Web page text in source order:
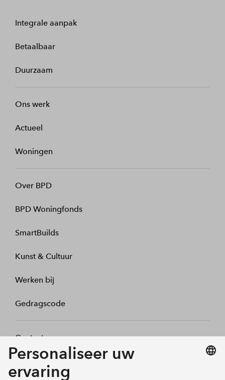
Integrale aanpak
Betaalbaar
Duurzaam
Ons werk
Actueel
Woningen
Over BPD
BPD Woningfonds
SmartBuilds
Kunst & Cultuur
Werken bij
Gedragscode
Contact
Mijn profiel